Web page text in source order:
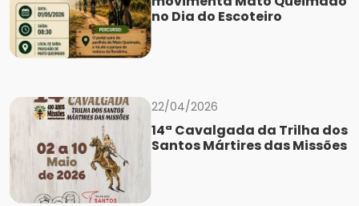
no Dia do Escoteiro
22/04/2026
14ª Cavalgada da Trilha dos
Santos Mártires das Missões